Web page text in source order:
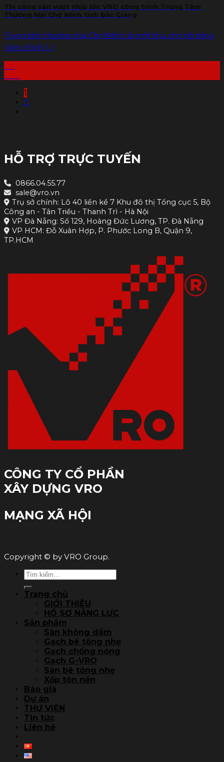
Trung tâm thương mại Chợ Nếnh là một khu chợ nổi tiếng
nằm ở tỉnh [...]
1
2
HỖ TRỢ TRỰC TUYẾN
0866.04.55.77
sale@vro.vn
Trụ sở chính: Lô 40 liền kề 7 Khu đô thị Tổng cục 5, Bộ
Công an - Tân Triều - Thanh Trì - Hà Nội
VP Đà Nẵng: Số 129, Hoàng Đức Lương, TP. Đà Nẵng
VP HCM: Đỗ Xuân Hợp, P. Phước Long B, Quận 9,
TP.HCM
CÔNG TY CỔ PHẦN
XÂY DỰNG VRO
MẠNG XÃ HỘI
Copyright © by VRO Group.
Tìm
kiếm:
Trang chủ
GIỚI THIỆU
HỒ SƠ NĂNG LỰC
Sản phẩm
Sàn không dầm
Gạch bê tông nhẹ
Gạch chống nóng
Gạch G-VRO
Sàn bê tông nhẹ
Xốp tôn nền
Báo giá
Dự án
THƯ VIỆN
Tin tức
Liên hệ